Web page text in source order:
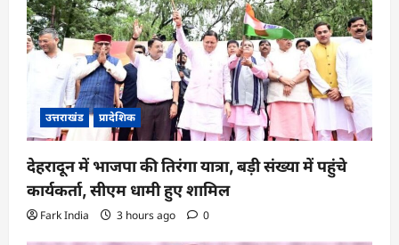
उत्तराखंड प्रादेशिक
देहरादून में भाजपा की तिरंगा यात्रा, बड़ी संख्या में पहुंचे
कार्यकर्ता, सीएम धामी हुए शामिल
Fark India 3 hours ago 0